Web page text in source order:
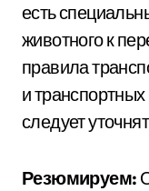
есть
животного к
правила
и
следует
Резюмируем: